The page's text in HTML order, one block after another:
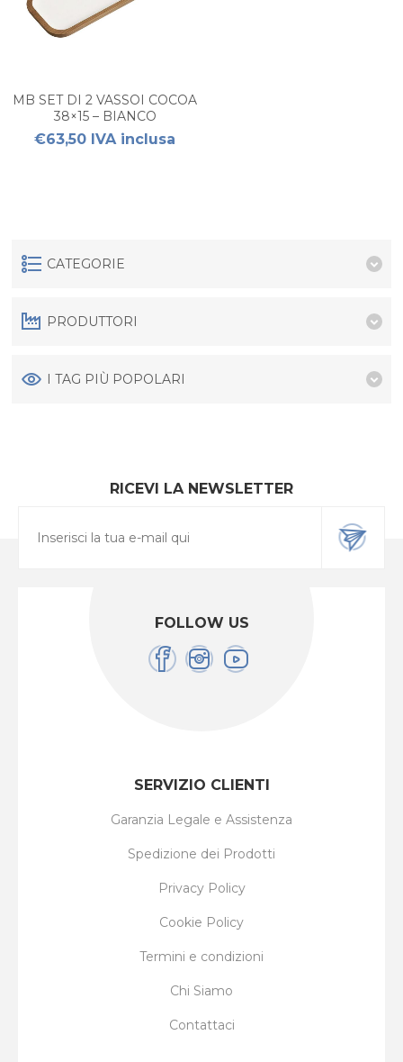
MB SET DI 2 VASSOI COCOA
38×15 – BIANCO
€63,50 IVA inclusa
CATEGORIE
PRODUTTORI
I TAG PIÙ POPOLARI
RICEVI LA NEWSLETTER
FOLLOW US
SERVIZIO CLIENTI
Garanzia Legale e Assistenza
Spedizione dei Prodotti
Privacy Policy
Cookie Policy
Termini e condizioni
Chi Siamo
Contattaci